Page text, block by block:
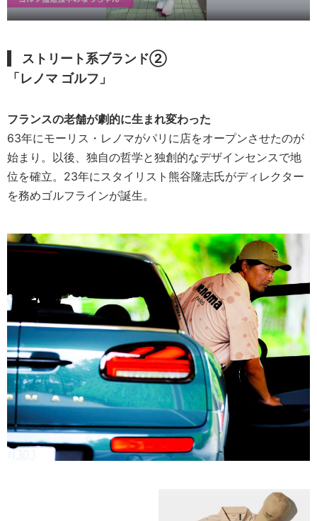
ストリート系ブランド②
「レノマ ゴルフ」
フランスの老舗が劇的に生まれ変わった
63年にモーリス・レノマがパリに店をオープンさせたのが
始まり。以後、独自の哲学と独創的なデザインセンスで地
位を確立。23年にスタイリスト熊谷隆志氏がディレクター
を務めゴルフラインが誕生。